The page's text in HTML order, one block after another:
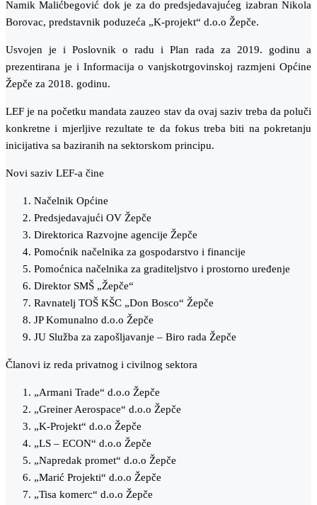
Namik Malićbegović dok je za do predsjedavajućeg izabran Nikola
Borovac, predstavnik poduzeća „K-projekt“ d.o.o Žepče.
Usvojen je i Poslovnik o radu i Plan rada za 2019. godinu a
prezentirana je i Informacija o vanjskotrgovinskoj razmjeni Općine
Žepče za 2018. godinu.
LEF je na početku mandata zauzeo stav da ovaj saziv treba da poluči
konkretne i mjerljive rezultate te da fokus treba biti na pokretanju
inicijativa sa baziranih na sektorskom principu.
Novi saziv LEF-a čine
Načelnik Općine
Predsjedavajući OV Žepče
Direktorica Razvojne agencije Žepče
Pomoćnik načelnika za gospodarstvo i financije
Pomoćnica načelnika za graditeljstvo i prostorno uređenje
Direktor SMŠ „Žepče“
Ravnatelj TOŠ KŠC „Don Bosco“ Žepče
JP Komunalno d.o.o Žepče
JU Služba za zapošljavanje – Biro rada Žepče
Članovi iz reda privatnog i civilnog sektora
„Armani Trade“ d.o.o Žepče
„Greiner Aerospace“ d.o.o Žepče
„K-Projekt“ d.o.o Žepče
„LS – ECON“ d.o.o Žepče
„Napredak promet“ d.o.o Žepče
„Marić Projekti“ d.o.o Žepče
„Tisa komerc“ d.o.o Žepče